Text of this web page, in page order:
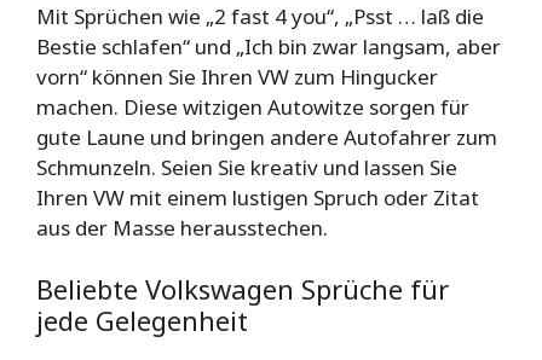
Mit Sprüchen wie „2 fast 4 you“, „Psst … laß die
Bestie schlafen“ und „Ich bin zwar langsam, aber
vorn“ können Sie Ihren VW zum Hingucker
machen. Diese witzigen Autowitze sorgen für
gute Laune und bringen andere Autofahrer zum
Schmunzeln. Seien Sie kreativ und lassen Sie
Ihren VW mit einem lustigen Spruch oder Zitat
aus der Masse herausstechen.
Beliebte Volkswagen Sprüche für
jede Gelegenheit